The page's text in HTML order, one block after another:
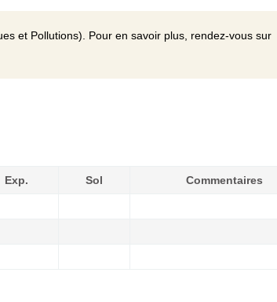
et Pollutions). Pour en savoir plus, rendez-vous sur
Exp. Sol Commentaires